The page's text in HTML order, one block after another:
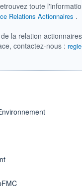
toute
Relations Actionnaires .
la relation
contactez-nous :